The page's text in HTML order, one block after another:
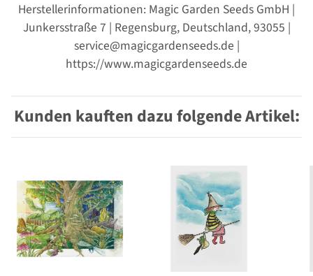
Herstellerinformationen: Magic Garden Seeds GmbH |
Junkersstraße 7 | Regensburg, Deutschland, 93055 |
service@magicgardenseeds.de |
https://www.magicgardenseeds.de
Kunden kauften dazu folgende Artikel: